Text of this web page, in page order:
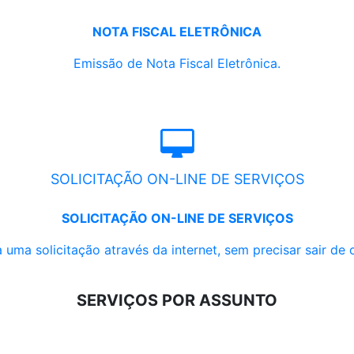
NOTA FISCAL ELETRÔNICA
Emissão de Nota Fiscal Eletrônica.
SOLICITAÇÃO ON-LINE DE SERVIÇOS
SOLICITAÇÃO ON-LINE DE SERVIÇOS
uma solicitação através da internet, sem precisar sair de
SERVIÇOS POR ASSUNTO